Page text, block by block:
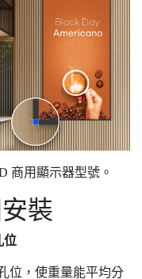
商用顯示器型號。
裝
位
位，使重量能平均分